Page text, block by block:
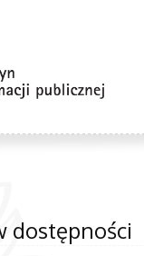
dostępności